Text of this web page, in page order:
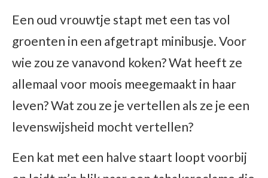
Een oud vrouwtje stapt met een tas vol
groenten in een afgetrapt minibusje. Voor
wie zou ze vanavond koken? Wat heeft ze
allemaal voor moois meegemaakt in haar
leven? Wat zou ze je vertellen als ze je een
levenswijsheid mocht vertellen?
Een kat met een halve staart loopt voorbij